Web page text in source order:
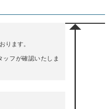
ります。
ッフが確認いたしま